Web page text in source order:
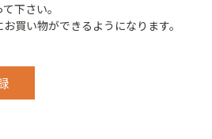
下さい。
買い物ができるようになります。